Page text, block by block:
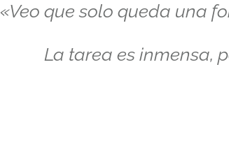
«Veo que solo queda una
La tarea es inmensa,